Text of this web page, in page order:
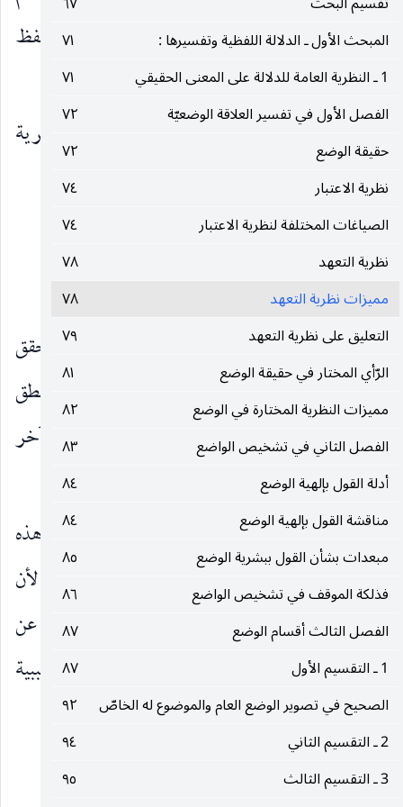
المبحث الأول ـ الدلالة اللفظية وتفسيرها :
٧١
1 ـ النظرية العامة للدلالة على المعنى الحقيقي
٧١
الفصل الأول في تفسير العلاقة الوضعيّة
٧٢
حقيقة الوضع
٧٢
نظرية الاعتبار
٧٤
الصياغات المختلفة لنظرية الاعتبار
٧٤
نظرية التعهد
٧٨
مميزات نظرية التعهد
٧٨
التعليق على نظرية التعهد
٧٩
الرّأي المختار في حقيقة الوضع
٨١
مميزات النظرية المختارة في الوضع
٨٢
الفصل الثاني في تشخيص الواضع
٨٣
أدلة القول بإلهية الوضع
٨٤
مناقشة القول بإلهية الوضع
٨٤
مبعدات بشأن القول ببشرية الوضع
٨٥
فذلكة الموقف في تشخيص الواضع
٨٦
الفصل الثالث أقسام الوضع
٨٧
1 ـ التقسيم الأول
٨٧
الصحيح في تصوير الوضع العام والموضوع له الخاصّ
٩٢
2 ـ التقسيم الثاني
٩٤
3 ـ التقسيم الثالث
٩٥
أراد تفهيمه لنا ، وهذا معنى قيام السببية بين اللفظ
والمعنى.
وقد تبنى السيد الأستاذ ـ دام ظله ـ هذه النظرية
واعتبارها التفسير الصحيح الحقيقة الوضع
مميزات نظرية التعهد
وتتميز هذه النظرية بنقاط ثلاث :
١ ـ أن التعهد يفسر التلازم بين اللفظ والمعنى المحقق
للدلالة بقضية شرطية يتعهد بها الواضح طرفاها النطق
باللفظ وافهام المعنى وعلى أساسه ينفي وجود أي داع آخر
للنطق باللفظ سوى افهام المعنى.
٢ ـ ان الدلالة الناتجة عن الوضع على أساس هذه
النظرية تكون دلالة تصديقية لا تصورية فحسب ، لأن
اللفظ بعد التعهد المذكور يكشف كشفا تصديقيا عن
إرادة المتكلم لإفهام المعنى وهذا الكشف هو السببية
المتولدة من الوضع عند أصحاب هذه
__________________